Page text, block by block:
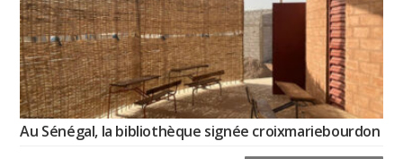
Au Sénégal, la bibliothèque signée croixmariebourdon